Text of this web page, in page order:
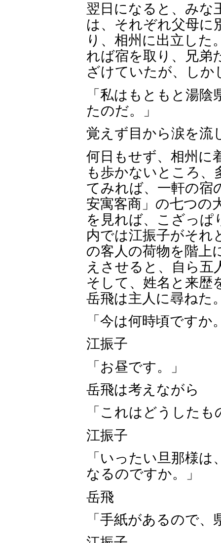
翌日になると、みな
は、それぞれ父母に
り、相州に出立した
れば宿を取り、兄弟
ざけていたが、しか
「私はもともと湯
たのだ。」
覚えず目から涙を流
何日もせず、相州に
も歩かないところ、
てみれば、一軒の宿
安寓客商」の七つの
を見れば、こざっぱ
内では江振子がそれ
の客人の荷物を階上
えさせると、自ら五
そして、姓名と来歴
岳飛は主人に尋ねた
「今は何時頃ですか
江振子
「お昼です。」
岳飛は考えながら
「これはどうした
江振子
「いったい旦那様
なるのですか。」
岳飛
「手紙があるので